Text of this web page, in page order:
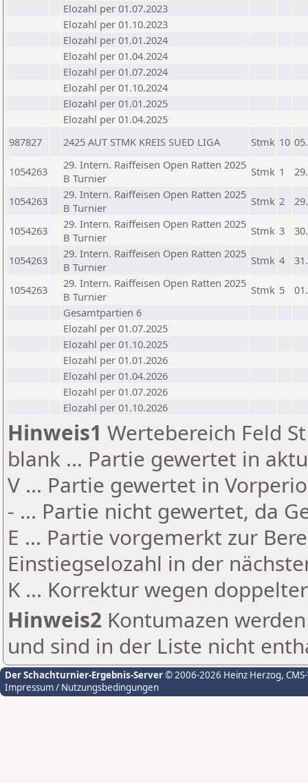
Elozahl per 01.07.2023
Elozahl per 01.10.2023
Elozahl per 01.01.2024
Elozahl per 01.04.2024
Elozahl per 01.07.2024
Elozahl per 01.10.2024
Elozahl per 01.01.2025
Elozahl per 01.04.2025
987827
2425 AUT STMK KREIS SUED LIGA Stmk 10
1054263
29. Intern. Raiffeisen Open Ratten 2025
B Turnier
Stmk 1
1054263
29. Intern. Raiffeisen Open Ratten 2025
B Turnier
Stmk 2
1054263
29. Intern. Raiffeisen Open Ratten 2025
B Turnier
Stmk 3
1054263
29. Intern. Raiffeisen Open Ratten 2025
B Turnier
Stmk 4
1054263
29. Intern. Raiffeisen Open Ratten 2025
B Turnier
Stmk 5
Gesamtpartien 6
Elozahl per 01.07.2025
Elozahl per 01.10.2025
Elozahl per 01.01.2026
Elozahl per 01.04.2026
Elozahl per 01.07.2026
Elozahl per 01.10.2026
Hinweis1 Wertebereich Feld
blank ... Partie gewertet in
V ... Partie gewertet in
- ... Partie nicht gewertet, da
E ... Partie vorgemerkt zur
Einstiegselozahl in der
K ... Korrektur wegen
Hinweis2 Kontumazen
und sind in der Liste nicht
Der Schachturnier-Ergebnis-Server© 2006-2026 Heinz Herzog,
Impressum / Nutzungsbedingungen